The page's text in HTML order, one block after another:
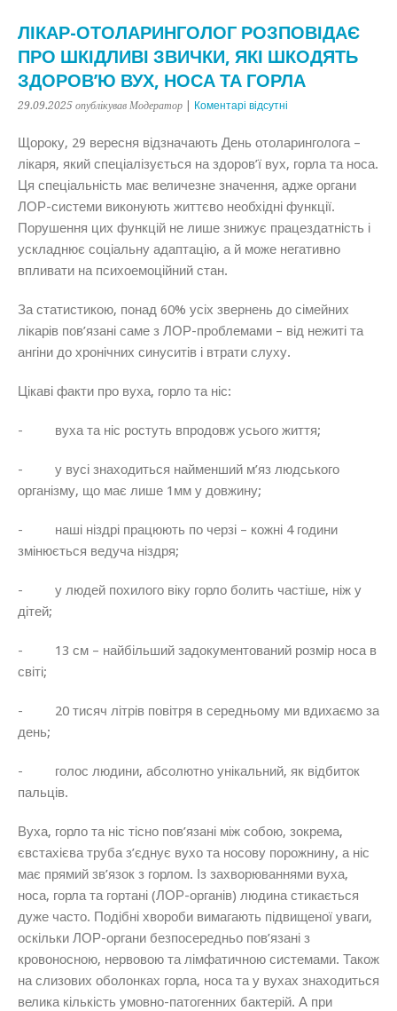
ЛІКАР-ОТОЛАРИНГОЛОГ РОЗПОВІДАЄ
ПРО ШКІДЛИВІ ЗВИЧКИ, ЯКІ ШКОДЯТЬ
ЗДОРОВ’Ю ВУХ, НОСА ТА ГОРЛА
29.09.2025 опублікував Модератор Коментарі відсутні
Щороку, 29 вересня відзначають День отоларинголога –
лікаря, який спеціалізується на здоров’ї вух, горла та носа.
Ця спеціальність має величезне значення, адже органи
ЛОР-системи виконують життєво необхідні функції.
Порушення цих функцій не лише знижує працездатність і
ускладнює соціальну адаптацію, а й може негативно
впливати на психоемоційний стан.
За статистикою, понад 60% усіх звернень до сімейних
лікарів пов’язані саме з ЛОР-проблемами – від нежиті та
ангіни до хронічних синуситів і втрати слуху.
Цікаві факти про вуха, горло та ніс:
- вуха та ніс ростуть впродовж усього життя;
- у вусі знаходиться найменший м’яз людського
організму, що має лише 1мм у довжину;
- наші ніздрі працюють по черзі – кожні 4 години
змінюється ведуча ніздря;
- у людей похилого віку горло болить частіше, ніж у
дітей;
- 13 см – найбільший задокументований розмір носа в
світі;
- 20 тисяч літрів повітря в середньому ми вдихаємо за
день;
- голос людини, абсолютно унікальний, як відбиток
пальців.
Вуха, горло та ніс тісно пов’язані між собою, зокрема,
євстахієва труба з’єднує вухо та носову порожнину, а ніс
має прямий зв’язок з горлом. Із захворюваннями вуха,
носа, горла та гортані (ЛОР-органів) людина стикається
дуже часто. Подібні хвороби вимагають підвищеної уваги,
оскільки ЛОР-органи безпосередньо пов’язані з
кровоносною, нервовою та лімфатичною системами. Також
на слизових оболонках горла, носа та у вухах знаходиться
велика кількість умовно-патогенних бактерій. А при